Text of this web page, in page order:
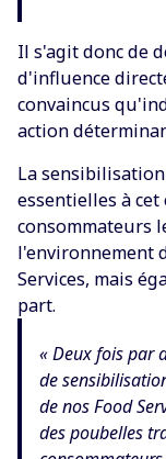
Il s'agit donc de
d'influence
convaincus
action
La
essentielles à
consommateurs
l'environnement
Services, mais
part.
« Deux fois par
de
de nos Food
des poubelles